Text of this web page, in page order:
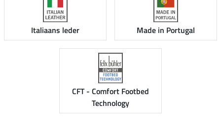
Italiaans leder Made in Portugal
CFT - Comfort Footbed
Technology